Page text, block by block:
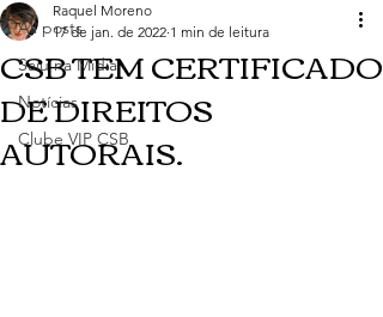
All posts
Saiu na Midia
Notícias
Clube VIP CSB
CSB TEM CERTIFICADO
DE DIREITOS
AUTORAIS.
Raquel Moreno
17 de jan. de 2022 1 min de leitura